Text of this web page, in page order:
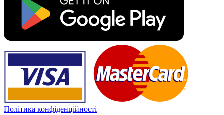
Політика конфіденційності